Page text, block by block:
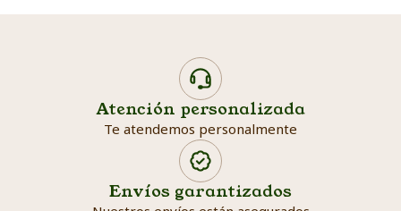
Atención personalizada
Te atendemos personalmente
Envíos garantizados